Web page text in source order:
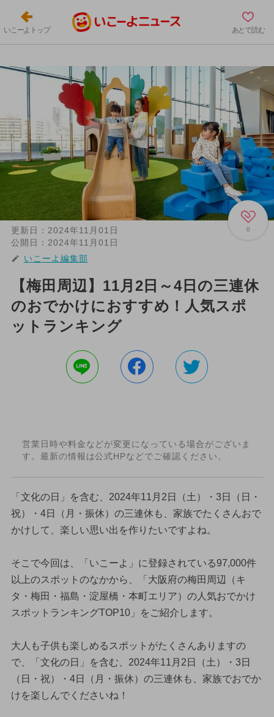
いこーよトップ あとで読む
0
更新日： 2024年11月01日
公開日： 2024年11月01日
いこーよ編集部
【梅田周辺】11月2日～4日の三連休
のおでかけにおすすめ！人気スポ
ットランキング
営業日時や料金などが変更になっている場合がございま
す。最新の情報は公式HPなどでご確認ください。
「文化の日」を含む、2024年11月2日（土）・3日（日・
祝）・4日（月・振休）の三連休も、家族でたくさんおで
かけして、楽しい思い出を作りたいですよね。
そこで今回は、「いこーよ」に登録されている97,000件
以上のスポットのなかから、「大阪府の梅田周辺（キ
タ・梅田・福島・淀屋橋・本町エリア）の人気おでかけ
スポットランキングTOP10」をご紹介します。
大人も子供も楽しめるスポットがたくさんありますの
で、「文化の日」を含む、2024年11月2日（土）・3日
（日・祝）・4日（月・振休）の三連休も、家族でおでか
けを楽しんでくださいね！